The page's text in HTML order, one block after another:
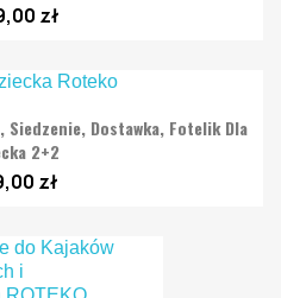
zł
Dostawka, Fotelik Dla
2+2
zł